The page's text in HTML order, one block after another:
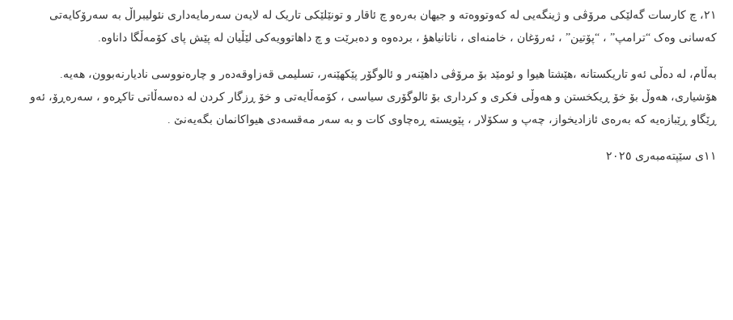
٢١، چ کارسات گەلێکی مرۆڤی و ژینگەیی لە کەوتووەتە و جیهان بەرەو چ ئاقار و تونێلێکی تاریک لە لایەن سەرمایەداری نئولیبراڵ بە سەرۆکایەتی
کەسانی وەک “ترامپ” ، “پۆتین” ، ئەرۆغان ، خامنەای ، ناتانیاهؤ ، بردەوە و دەبرێت و چ داهاتوویەکی لێڵیان لە پێش پای کۆمەڵگا داناوە.
بەڵام، لە دەڵی ئەو تاریکستانە ،هێشتا هیوا و ئومێد بۆ مرۆڤی داهێنەر و ئالوگۆر پێکهێنەر، تسلیمی قەزاوقەدەر و چارەنووسی نادیارنەبوون، هەیە.
هۆشیاری، هەوڵ بۆ خۆ ڕیکخستن و هەوڵی فکری و کرداری بۆ ئالوگۆری سیاسی ، کۆمەڵایەتی و خۆ ڕزگار کردن لە دەسەڵاتی تاکڕەو ، سەرەڕۆ، ئەو
ڕێگاو ڕێبازەیە کە بەرەی ئازادیخواز، چەپ و سکۆلار ، پێویستە ڕەچاوی کات و بە سەر مەقسەدی هیواکانمان بگەیەنێ .
١١ی سێپتەمبەری ٢٠٢٥